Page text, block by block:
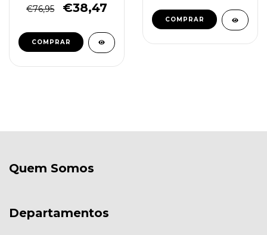
€76,95
€38,47
COMPRAR
COMPRAR
Quem Somos
Departamentos